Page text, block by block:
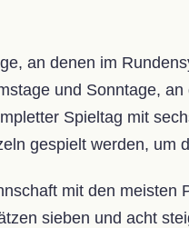
an denen im
und Sonntage,
Spieltag mit
gespielt werden, um
mit den
sieben und acht